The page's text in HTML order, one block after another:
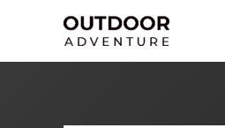
springen